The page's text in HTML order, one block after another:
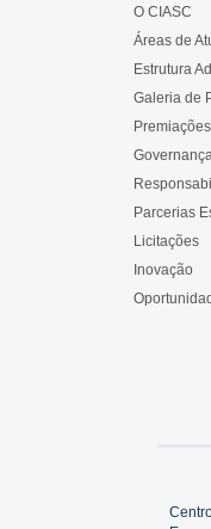
O CIASC
Áreas de
Estrutura
Galeria de
Parcerias
Licitações
Inovação